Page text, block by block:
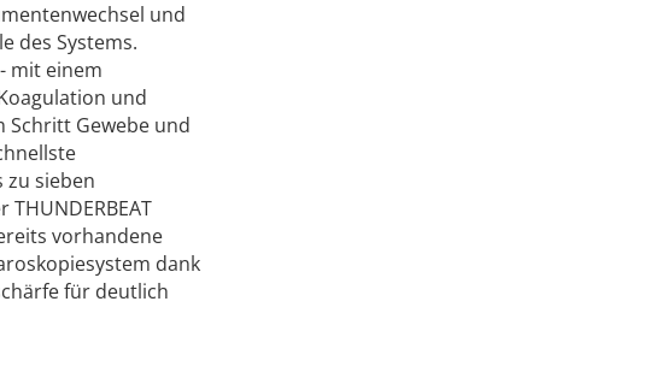
und
des Systems.
mit einem
und
Schritt Gewebe und
zu sieben
vorhandene
dank
für deutlich